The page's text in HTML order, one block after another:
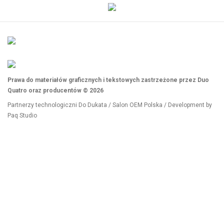
Prawa do materiałów graficznych i tekstowych zastrzeżone przez Duo
Quatro oraz producentów © 2026
Partnerzy technologiczni Do Dukata / Salon OEM Polska / Development by
Paq Studio